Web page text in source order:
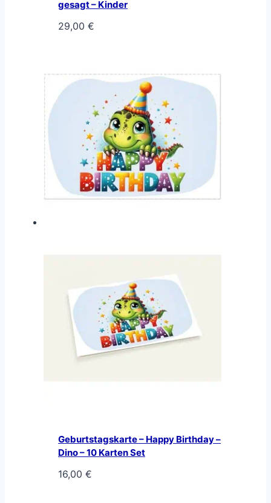
gesagt – Kinder
29,00 €
Geburtstagskarte – Happy Birthday –
Dino – 10 Karten Set
16,00 €